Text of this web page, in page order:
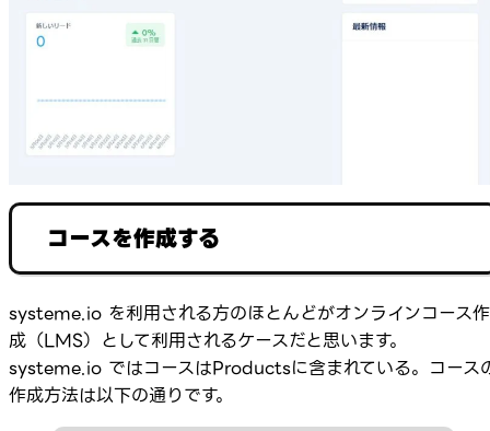
コースを作成する
systeme.io を利用される方のほとんどがオンラインコース作
成（LMS）として利用されるケースだと思います。
systeme.io ではコースはProductsに含まれている。コース
作成方法は以下の通りです。